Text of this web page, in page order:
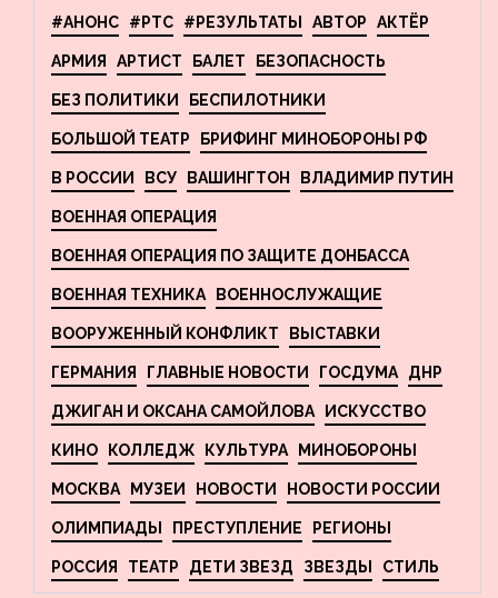
#АНОНС #РТС #РЕЗУЛЬТАТЫ АВТОР АКТЁР
АРМИЯ АРТИСТ БАЛЕТ БЕЗОПАСНОСТЬ
БЕЗ ПОЛИТИКИ БЕСПИЛОТНИКИ
БОЛЬШОЙ ТЕАТР БРИФИНГ МИНОБОРОНЫ РФ
В РОССИИ ВСУ ВАШИНГТОН ВЛАДИМИР ПУТИН
ВОЕННАЯ ОПЕРАЦИЯ
ВОЕННАЯ ОПЕРАЦИЯ ПО ЗАЩИТЕ ДОНБАССА
ВОЕННАЯ ТЕХНИКА ВОЕННОСЛУЖАЩИЕ
ВООРУЖЕННЫЙ КОНФЛИКТ ВЫСТАВКИ
ГЕРМАНИЯ ГЛАВНЫЕ НОВОСТИ ГОСДУМА ДНР
ДЖИГАН И ОКСАНА САМОЙЛОВА ИСКУССТВО
КИНО КОЛЛЕДЖ КУЛЬТУРА МИНОБОРОНЫ
МОСКВА МУЗЕИ НОВОСТИ НОВОСТИ РОССИИ
ОЛИМПИАДЫ ПРЕСТУПЛЕНИЕ РЕГИОНЫ
РОССИЯ ТЕАТР ДЕТИ ЗВЕЗД ЗВЕЗДЫ СТИЛЬ